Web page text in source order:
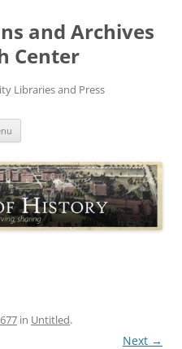
and Archives
Center
Libraries and Press
in Untitled.
Next →